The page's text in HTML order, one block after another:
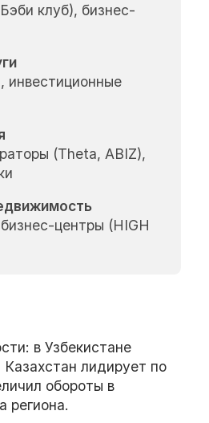
клуб), бизнес-
инвестиционные
(Theta, ABIZ),
центры (HIGH
в Узбекистане
Казахстан лидирует по
обороты в
региона.